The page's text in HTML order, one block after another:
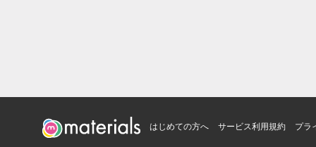
はじめての方へ サービス利用規約 プラ